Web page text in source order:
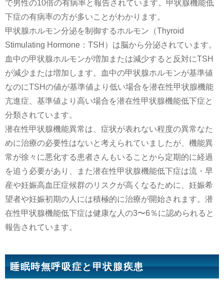
で男性の10倍の有病率と報告されています。甲状腺機能低
下症の有病率の方が多いことがわかります。
甲状腺ホルモン分泌を制御するホルモン（Thyroid
Stimulating Hormone：TSH）は脳から分泌されています。
血中の甲状腺ホルモンが増加または減少すると反対にTSH
が減少または増加します。血中の甲状腺ホルモンが基準値
なのにTSHの値が基準値より低い場合を潜在性甲状腺機能
亢進症、基準値より高い場合を潜在性甲状腺機能低下症と
分類されています。
潜在性甲状腺機能異常は、症状が表れない程度の異常なた
めに治療の必要性はないと考えられていましたが、機能異
常が徐々に悪化する患者さんもいることから定期的に経過
を追う必要があり、また潜在性甲状腺機能低下症は流・早
産や妊娠高血圧症候群のリスクが高くなるために、妊娠希
望者や妊娠初期の人には積極的に治療が開始されます。潜
在性甲状腺機能低下症は健康な人の3〜6％に認められると
報告されています。
睡眠時無呼吸症と甲状腺疾患